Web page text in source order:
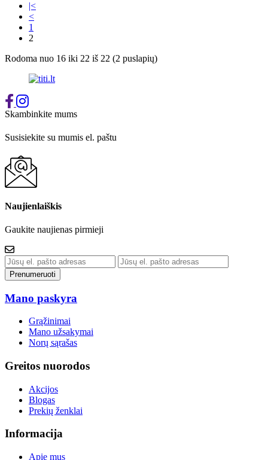
|<
<
1
2
Rodoma nuo 16 iki 22 iš 22 (2 puslapių)
Skambinkite mums
Susisiekite su mumis el. paštu
Naujienlaiškis
Gaukite naujienas pirmieji
Prenumeruoti
Mano paskyra
Grąžinimai
Mano užsakymai
Norų sąrašas
Greitos nuorodos
Akcijos
Blogas
Prekių ženklai
Informacija
Apie mus